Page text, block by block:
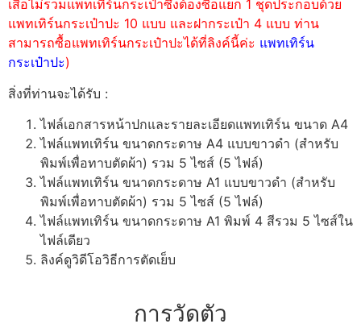
เสื้อไม่รวมแพทเทิร์นกระเป๋าซึ่งต้องซื้อแยก 1 ชุดประกอบด้วย
แพทเทิร์นกระเป๋าปะ 10 แบบ และฝากระเป๋า 4 แบบ ท่าน
สามารถซื้อแพทเทิร์นกระเป๋าปะได้ที่ลิงค์นี้ค่ะ แพทเทิร์น
กระเป๋าปะ)
สิ่งที่ท่านจะได้รับ :
ไฟล์เอกสารหน้าปกและรายละเอียดแพทเทิร์น ขนาด A4
ไฟล์แพทเทิร์น ขนาดกระดาษ A4 แบบขาวดำ (สำหรับ
พิมพ์เพื่อทาบตัดผ้า) รวม 5 ไซส์ (5 ไฟล์)
ไฟล์แพทเทิร์น ขนาดกระดาษ A1 แบบขาวดำ (สำหรับ
พิมพ์เพื่อทาบตัดผ้า) รวม 5 ไซส์ (5 ไฟล์)
ไฟล์แพทเทิร์น ขนาดกระดาษ A1 พิมพ์ 4 สีรวม 5 ไซส์ใน
ไฟล์เดียว
ลิงค์ดูวิดีโอวิธีการตัดเย็บ
การวัดตัว